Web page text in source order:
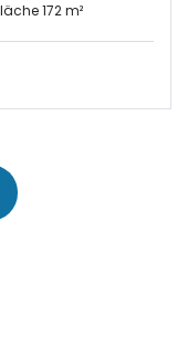
Balears
172 m²